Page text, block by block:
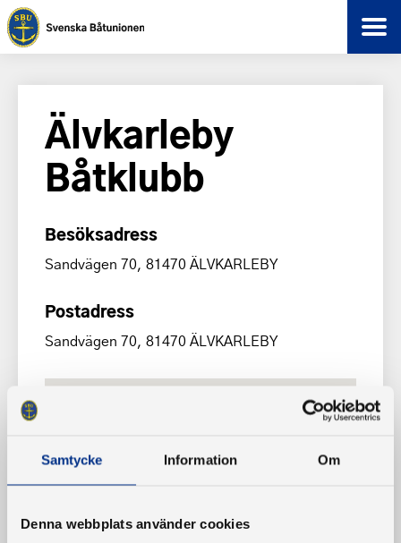
Samtycke Information Om
Denna webbplats använder cookies
Älvkarleby
Båtklubb
Besöksadress
Sandvägen 70, 81470 ÄLVKARLEBY
Postadress
Sandvägen 70, 81470 ÄLVKARLEBY